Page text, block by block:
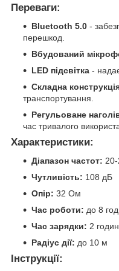
Переваги:
Bluetooth 5.0 -
перешкод.
Вбудований
LED підсвітка -
Складна
транспортування.
Регульоване
час тривалого
Характеристики:
Діапазон частот:
Чутливість: 108 дБ
Опір: 32 Ом
Час роботи: до 8
Час зарядки: 2
Радіус дії: до 10 м
Інструкції: